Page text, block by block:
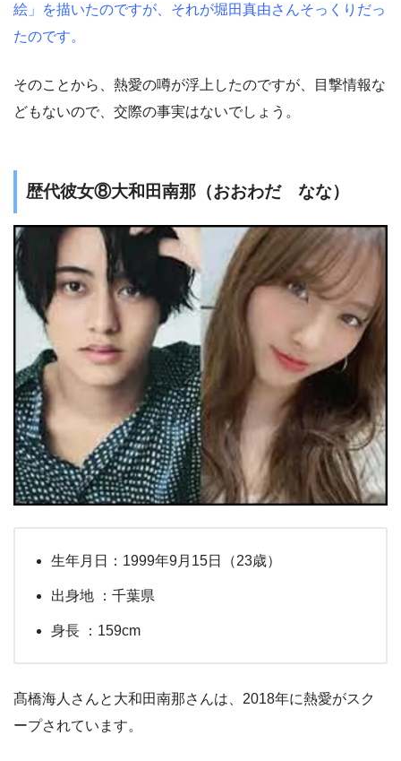
絵」を描いたのですが、それが堀田真由さんそっくりだっ
たのです。
そのことから、熱愛の噂が浮上したのですが、目撃情報な
どもないので、交際の事実はないでしょう。
歴代彼女⑧大和田南那（おおわだ なな）
生年月日：1999年9月15日（23歳）
出身地 ：千葉県
身長 ：159cm
髙橋海人さんと大和田南那さんは、2018年に熱愛がスク
ープされています。